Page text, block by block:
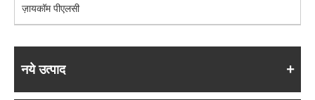
ज़ायकॉम पीएलसी
नये उत्पाद